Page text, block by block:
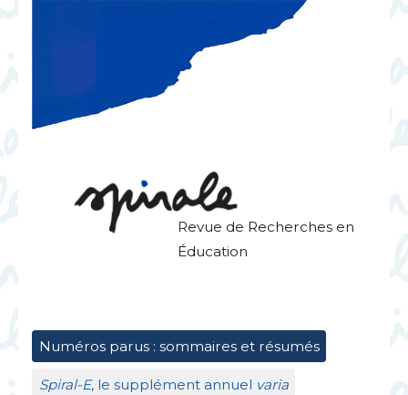
Revue de Recherches en
Éducation
Numéros parus : sommaires et résumés
Spiral-E, le supplément annuel varia